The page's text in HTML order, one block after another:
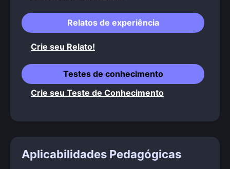
Relatos de experiência
Crie seu Relato!
Testes de conhecimento
Crie seu Teste de Conhecimento
Aplicabilidades Pedagógicas